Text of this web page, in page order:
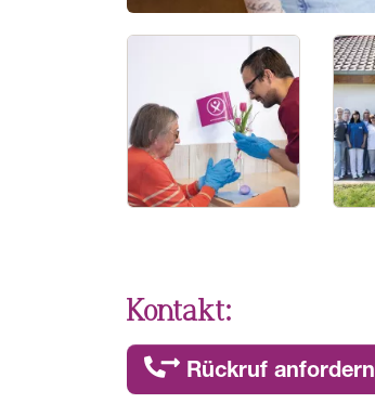
Kontakt:
Rückruf anfordern